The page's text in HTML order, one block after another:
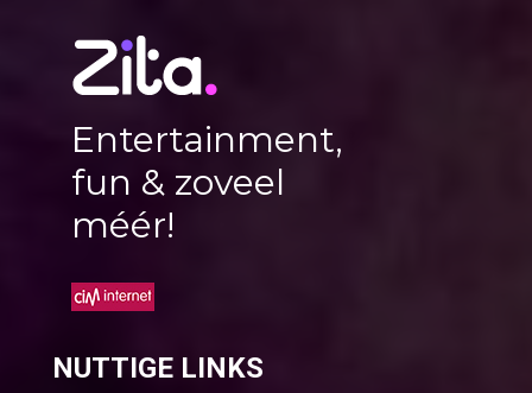
Entertainment,
fun & zoveel
méér!
NUTTIGE LINKS